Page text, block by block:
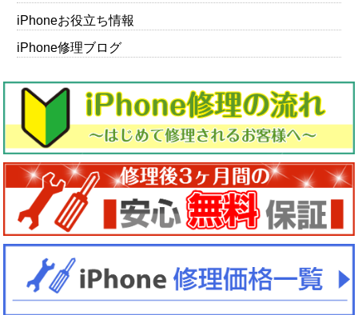
iPhoneお役立ち情報
iPhone修理ブログ